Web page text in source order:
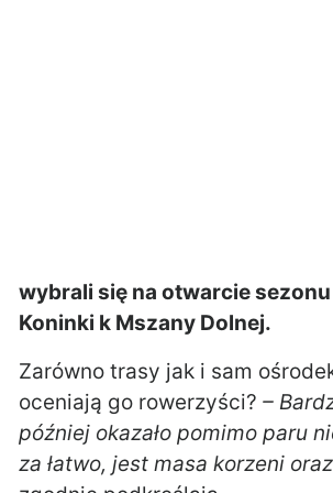
wybrali się na otwarcie
Koninki k Mszany Dolnej.
Zarówno trasy jak i sam
oceniają go rowerzyści? –
później okazało pomimo paru
za łatwo, jest masa korzeni